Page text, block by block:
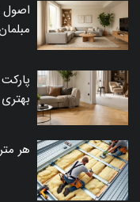
اصول
پارکت
بهتری
هر